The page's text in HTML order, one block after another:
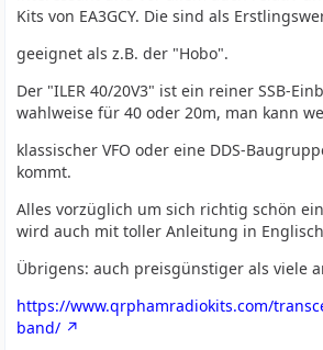
Kits von EA3GCY. Die sind als
geeignet als z.B. der "Hobo".
Der "ILER 40/20V3" ist ein reiner SSB-
wahlweise für 40 oder 20m, man kann
klassischer VFO oder eine DDS-
kommt.
Alles vorzüglich um sich richtig schön
wird auch mit toller Anleitung in
Übrigens: auch preisgünstiger als viele
https://www.qrphamradiokits.com/
band/